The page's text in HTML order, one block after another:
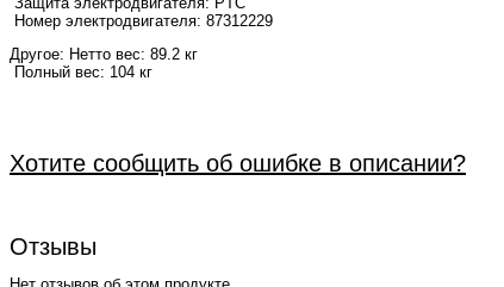
Номер электродвигателя: 87312229
Другое: Нетто вес: 89.2 кг
Полный вес: 104 кг
Хотите сообщить об ошибке в описании?
Отзывы